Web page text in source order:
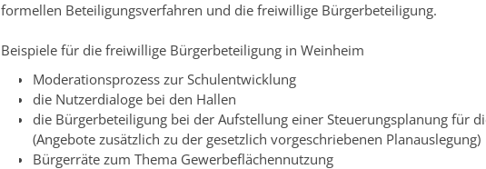
formellen Beteiligungsverfahren und die freiwillige Bürgerbeteiligung.
Beispiele für die freiwillige Bürgerbeteiligung in Weinheim
Moderationsprozess zur Schulentwicklung
die Nutzerdialoge bei den Hallen
die Bürgerbeteiligung bei der Aufstellung einer Steuerungsplanung für
(Angebote zusätzlich zu der gesetzlich vorgeschriebenen Planauslegung)
Bürgerräte zum Thema Gewerbeflächennutzung